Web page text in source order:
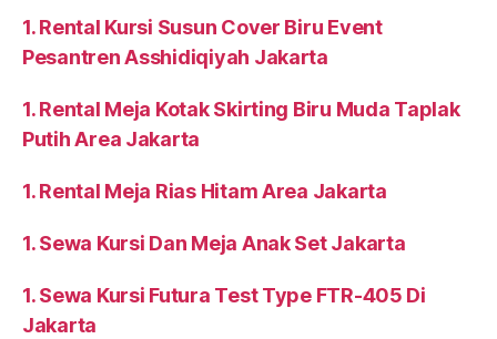
1. Rental Kursi Susun Cover Biru Event
Pesantren Asshidiqiyah Jakarta
1. Rental Meja Kotak Skirting Biru Muda Taplak
Putih Area Jakarta
1. Rental Meja Rias Hitam Area Jakarta
1. Sewa Kursi Dan Meja Anak Set Jakarta
1. Sewa Kursi Futura Test Type FTR-405 Di
Jakarta